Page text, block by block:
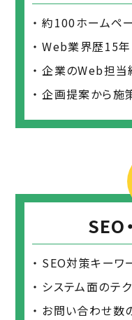
約100ホームペ
Web業界歴15年
企業のWeb担当
企画提案から施
SEO
SEO対策キーワ
システム面のテ
お問い合わせ数